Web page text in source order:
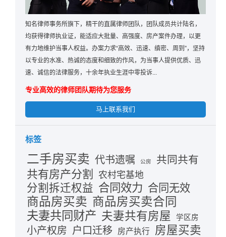
知名律师事务所旗下，精干的直属律师团队，团队成员共计陆名，
均获得律师执业证，能适应大批量、高强度、房产案件办理，以更
有力地维护当事人权益。办案力求“高效、迅速、缜密、周到”，坚持
以专业的水准、热诚的态度和细致的作风，为当事人提供优质、迅
速、诚信的法律服务，十余年执业生涯中零投诉...
专业高效的律师团队期待为您服务
马上联系我们
标签
二手房买卖 代书遗嘱 公房 共同共有
共有房产分割 农村宅基地
分割拆迁权益 合同效力 合同无效
商品房买卖 商品房买卖合同
夫妻共同财产 夫妻共有房屋 学区房
小产权房 户口迁移 房产执行 房屋买卖